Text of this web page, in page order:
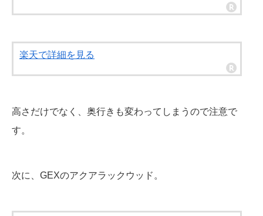
楽天で詳細を見る
高さだけでなく、奥行きも変わってしまうので注意で
す。
次に、GEXのアクアラックウッド。